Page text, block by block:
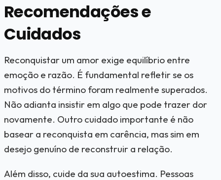
Recomendações e
Cuidados
Reconquistar um amor exige equilíbrio entre
emoção e razão. É fundamental refletir se os
motivos do término foram realmente superados.
Não adianta insistir em algo que pode trazer dor
novamente. Outro cuidado importante é não
basear a reconquista em carência, mas sim em
desejo genuíno de reconstruir a relação.
Além disso, cuide da sua autoestima. Pessoas